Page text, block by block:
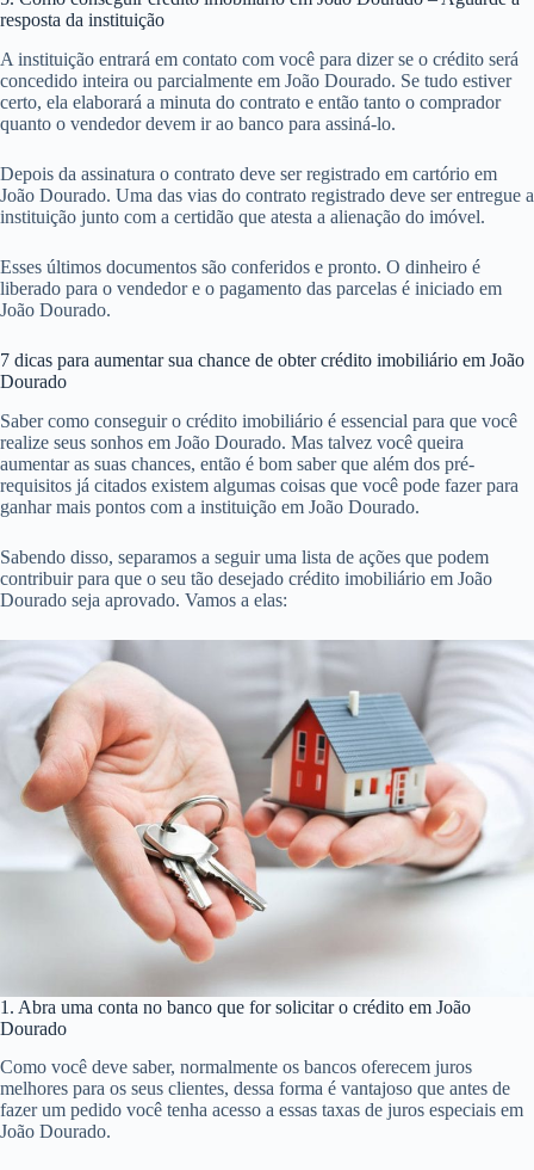
resposta da instituição
A instituição entrará em contato com você para dizer se o crédito será
concedido inteira ou parcialmente em João Dourado. Se tudo estiver
certo, ela elaborará a minuta do contrato e então tanto o comprador
quanto o vendedor devem ir ao banco para assiná-lo.
Depois da assinatura o contrato deve ser registrado em cartório em
João Dourado. Uma das vias do contrato registrado deve ser entregue a
instituição junto com a certidão que atesta a alienação do imóvel.
Esses últimos documentos são conferidos e pronto. O dinheiro é
liberado para o vendedor e o pagamento das parcelas é iniciado em
João Dourado.
7 dicas para aumentar sua chance de obter crédito imobiliário em João
Dourado
Saber como conseguir o crédito imobiliário é essencial para que você
realize seus sonhos em João Dourado. Mas talvez você queira
aumentar as suas chances, então é bom saber que além dos pré-
requisitos já citados existem algumas coisas que você pode fazer para
ganhar mais pontos com a instituição em João Dourado.
Sabendo disso, separamos a seguir uma lista de ações que podem
contribuir para que o seu tão desejado crédito imobiliário em João
Dourado seja aprovado. Vamos a elas:
1. Abra uma conta no banco que for solicitar o crédito em João
Dourado
Como você deve saber, normalmente os bancos oferecem juros
melhores para os seus clientes, dessa forma é vantajoso que antes de
fazer um pedido você tenha acesso a essas taxas de juros especiais em
João Dourado.